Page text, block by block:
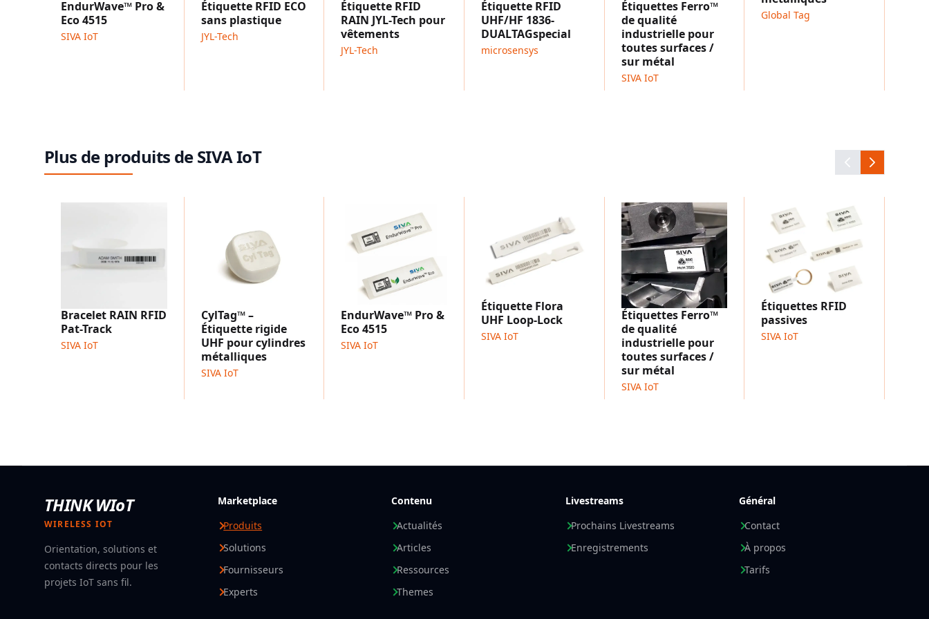
des échantillons pour le
Quadwave™ 5050.
EndurWave™ Pro &
Eco 4515
SIVA IoT
Étiquette RFID ECO
sans plastique
JYL-Tech
Étiquette RFID
RAIN JYL-Tech pour
vêtements
JYL-Tech
Étiquette RFID
UHF/HF 1836-
DUALTAGspecial
microsensys
Étiquettes Ferro™
de qualité
industrielle pour
toutes surfaces /
sur métal
SIVA IoT
Global Tag
Plus de produits de SIVA IoT
Bracelet RAIN RFID
Pat-Track
SIVA IoT
CylTag™ –
Étiquette rigide
UHF pour cylindres
métalliques
SIVA IoT
EndurWave™ Pro &
Eco 4515
SIVA IoT
Étiquette Flora
UHF Loop-Lock
SIVA IoT
Étiquettes Ferro™
de qualité
industrielle pour
toutes surfaces /
sur métal
SIVA IoT
Étiquettes RFID
passives
SIVA IoT
THINK WIoT
WIRELESS IOT
Orientation, solutions et
contacts directs pour les
projets IoT sans fil.
Marketplace
Produits
Solutions
Fournisseurs
Experts
Contenu
Actualités
Articles
Ressources
Themes
Livestreams
Prochains Livestreams
Enregistrements
Général
Contact
À propos
Tarifs